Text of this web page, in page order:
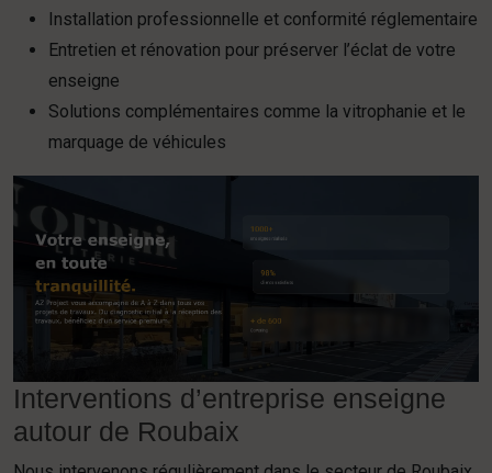
Installation professionnelle et conformité réglementaire
Entretien et rénovation pour préserver l’éclat de votre
enseigne
Solutions complémentaires comme la vitrophanie et le
marquage de véhicules
Interventions d’entreprise enseigne
autour de Roubaix